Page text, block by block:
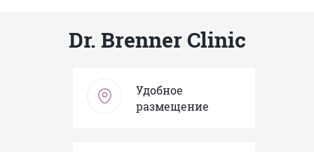
Dr. Brenner Clinic
Удобное
размещение